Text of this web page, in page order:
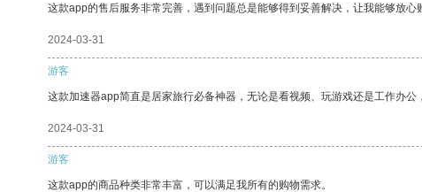
这款app的售后服务非常完善，遇到问题总是能够得到妥善解决，让我能够放心
2024-03-31
游客
这款加速器app简直是居家旅行必备神器，无论是看视频、玩游戏还是工作办公
2024-03-31
游客
这款app的商品种类非常丰富，可以满足我所有的购物需求。